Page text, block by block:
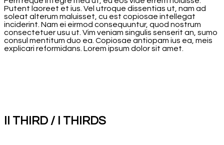
Putent laoreet et ius. Vel utroque dissentias ut, nam ad
soleat alterum maluisset, cu est copiosae intellegat
inciderint. Nam ei eirmod consequuntur, quod nostrum
consectetuer usu ut. Vim veniam singulis senserit an, sumo
consul mentitum duo ea. Copiosae antiopam ius ea, meis
explicari reformidans. Lorem ipsum dolor sit amet.
II THIRD / I THIRDS